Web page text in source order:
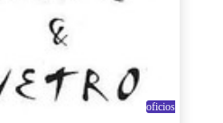
oficios